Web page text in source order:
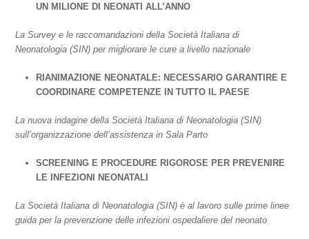
UN MILIONE DI NEONATI ALL’ANNO
La Survey e le raccomandazioni della Società Italiana di
Neonatologia (SIN) per migliorare le cure a livello nazionale
RIANIMAZIONE NEONATALE: NECESSARIO GARANTIRE E
COORDINARE COMPETENZE IN TUTTO IL PAESE
La nuova indagine della Società Italiana di Neonatologia (SIN)
sull’organizzazione dell’assistenza in Sala Parto
SCREENING E PROCEDURE RIGOROSE PER PREVENIRE
LE INFEZIONI NEONATALI
La Società Italiana di Neonatologia (SIN) è al lavoro sulle prime linee
guida per la prevenzione delle infezioni ospedaliere del neonato